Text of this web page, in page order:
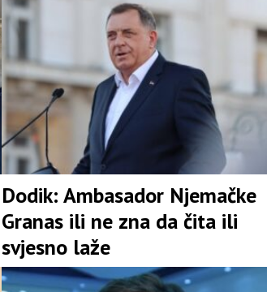
Dodik: Ambasador Njemačke
Granas ili ne zna da čita ili
svjesno laže